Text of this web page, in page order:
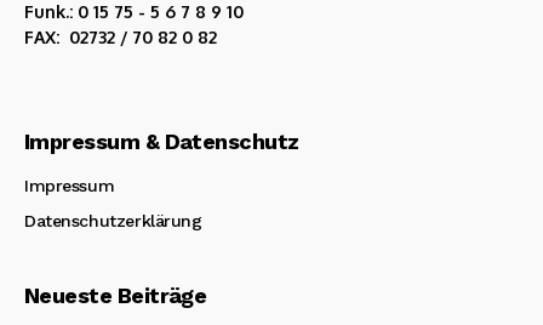
Funk.: 0 15 75 - 5 6 7 8 9 10
FAX: 02732 / 70 82 0 82
Impressum & Datenschutz
Impressum
Datenschutzerklärung
Neueste Beiträge